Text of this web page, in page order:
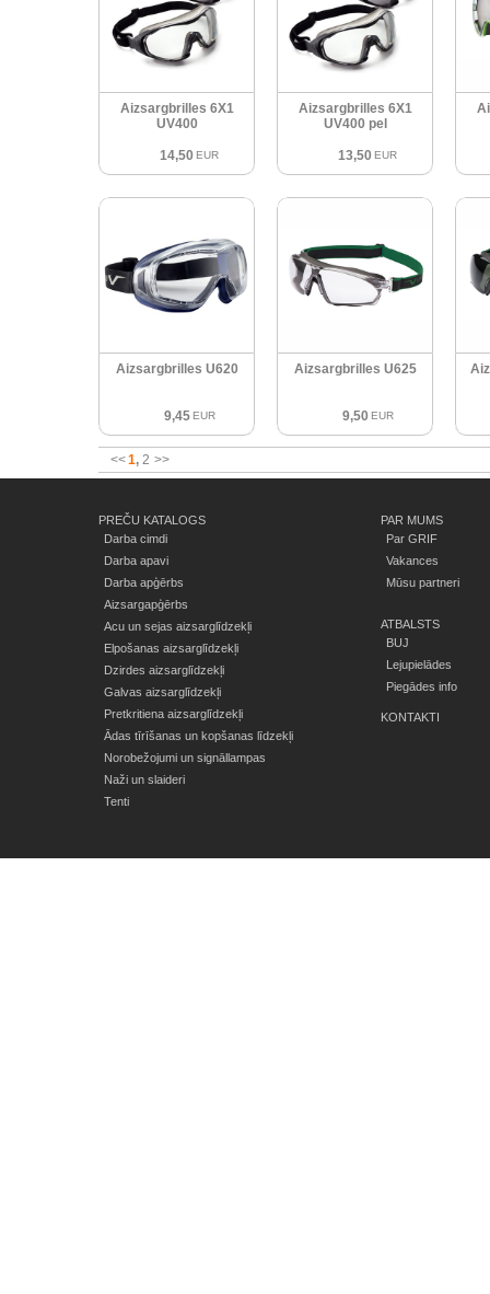
Aizsargbrilles 6X1
UV400
14,50 EUR
Aizsargbrilles 6X1
UV400 pel
13,50 EUR
Aizsargbrilles U620
9,45 EUR
Aizsargbrilles U625
9,50 EUR
<<1 2 >>
PREČU KATALOGS
Darba cimdi
Darba apavi
Darba apģērbs
Aizsargapģērbs
Acu un sejas aizsarglīdzekļi
Elpošanas aizsarglīdzekļi
Dzirdes aizsarglīdzekļi
Galvas aizsarglīdzekļi
Pretkritiena aizsarglīdzekļi
Ādas tīrīšanas un kopšanas līdzekļi
Norobežojumi un signāllampas
Naži un slaideri
Tenti
PAR MUMS
Par GRIF
Vakances
Mūsu partneri
ATBALSTS
BUJ
Lejupielādes
Piegādes info
KONTAKTI